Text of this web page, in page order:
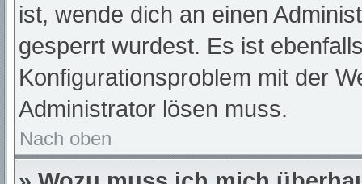
ist, wende dich an einen
gesperrt wurdest. Es ist
Konfigurationsproblem mit der
Administrator lösen muss.
Nach oben